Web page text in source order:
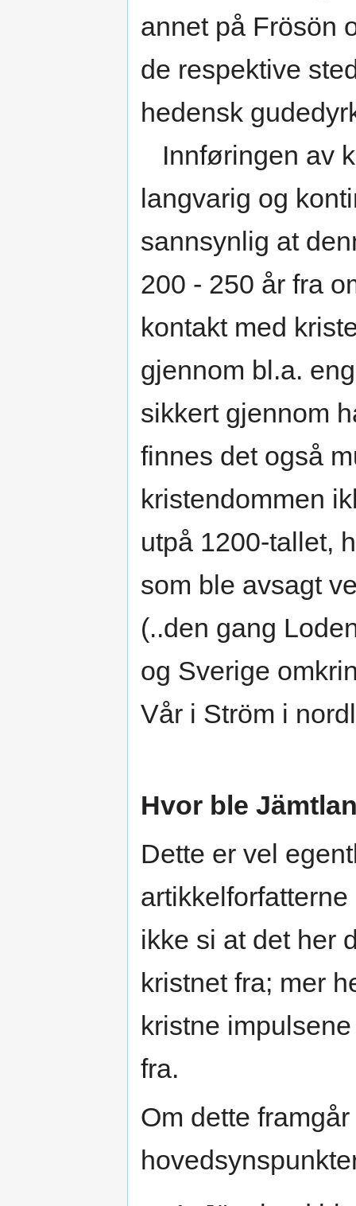
annet på Frösön
de respektive
hedensk
Innføringen av
langvarig og
sannsynlig at
200 - 250 år fra
kontakt med
gjennom bl.a.
sikkert gjennom
finnes det også
kristendommen
utpå 1200-tallet,
som ble avsagt
(..den gang
og Sverige
Vår i Ström i
Hvor ble
Dette er vel
ikke si at det her
kristnet fra; mer
kristne
fra.
Om dette